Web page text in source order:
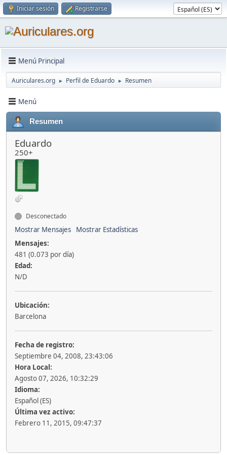
Iniciar sesión Registrarse
Menú Principal
Auriculares.org ► Perfil de Eduardo ► Resumen
Menú
Resumen
Eduardo
250+
Desconectado
Mostrar Mensajes
Mostrar Estadísticas
Mensajes:
481 (0.073 por día)
Edad:
N/D
Ubicación:
Barcelona
Fecha de registro:
Septiembre 04, 2008, 23:43:06
Hora Local:
Agosto 07, 2026, 10:32:29
Idioma:
Español (ES)
Última vez activo:
Febrero 11, 2015, 09:47:37